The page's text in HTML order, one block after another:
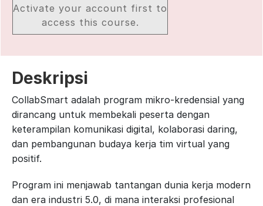
Activate your account first to
access this course.
Deskripsi
CollabSmart adalah program mikro-kredensial yang
dirancang untuk membekali peserta dengan
keterampilan komunikasi digital, kolaborasi daring,
dan pembangunan budaya kerja tim virtual yang
positif.
Program ini menjawab tantangan dunia kerja modern
dan era industri 5.0, di mana interaksi profesional